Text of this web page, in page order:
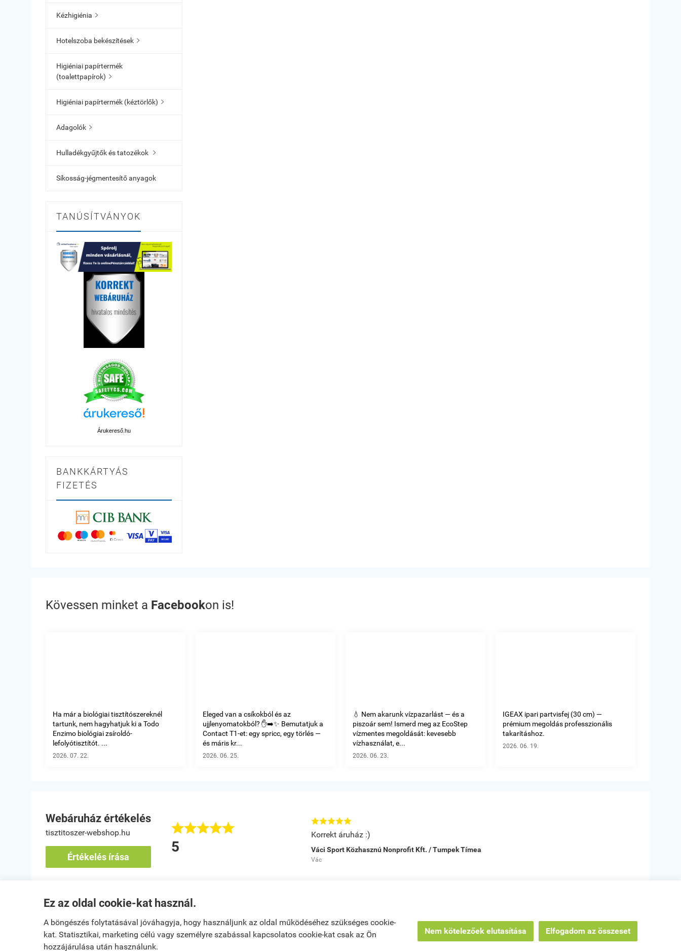
Ez az oldal cookie-kat használ.
A böngészés folytatásával jóváhagyja, hogy használjunk az oldal működéséhez szükséges cookie-
kat. Statisztikai, marketing célú vagy személyre szabással kapcsolatos cookie-kat csak az Ön
hozzájárulása után használunk.
Nem kötelezőek elutasítása Elfogadom az összeset
Kézhigiénia 
Hotelszoba bekészítések 
Higiéniai papírtermék
(toalettpapírok) 
Higiéniai papírtermék (kéztörlők) 
Adagolók 
Hulladékgyűjtők és tatozékok 
Síkosság-jégmentesítő anyagok
TANÚSÍTVÁNYOK
Árukereső.hu
BANKKÁRTYÁS
FIZETÉS
Kövessen minket a Facebookon is!
Ha már a biológiai tisztítószereknél
tartunk, nem hagyhatjuk ki a Todo
Enzimo biológiai zsíroldó-
lefolyótisztítót. ...
2026. 07. 22.
Eleged van a csíkokból és az
ujjlenyomatokból? ✋➡️✨ Bemutatjuk a
Contact T1-et: egy spricc, egy törlés —
és máris kr...
2026. 06. 25.
💧 Nem akarunk vízpazarlást — és a
piszoár sem! Ismerd meg az EcoStep
vízmentes megoldását: kevesebb
vízhasználat, e...
2026. 06. 23.
IGEAX ipari partvisfej (30 cm) —
prémium megoldás professzionális
takarításhoz.
2026. 06. 19.
Webáruház értékelés
tisztitoszer-webshop.hu
Értékelés írása

5

Korrekt áruház :)
Váci Sport Közhasznú Nonprofit Kft. / Tumpek Tímea
Vác
Kezdőlap |Regisztráció|Kosár tartalma, megrendelés|Rendelési feltételek|Bemutatkozás|Elérhetőségek|Oldaltérkép
Egy látogató Szentes településről
Vásárolt a webáruházban